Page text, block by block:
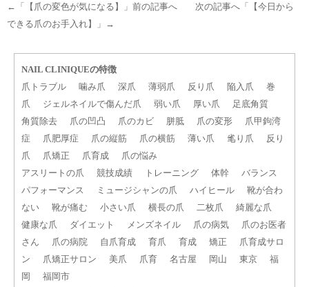
←「 【爪の変色が気になる】 」前の記事へ 次の記事へ「 【今日から
できる爪のお手入れ】
」→
NAIL CLINIQUEの特徴
爪トラブル
噛み爪 深爪 薄弱爪 反り爪 陥入爪
巻
爪
ジェルネイルで傷んだ爪 弱い爪 厚い爪
足底角質
角質除去
爪の凹凸 爪のカビ 胼胝 爪の変形
爪甲鉤湾
症
爪肥厚症 爪の縦筋 爪の横筋 薄い爪 毟り爪
反り
爪
爪矯正 爪育成
爪の悩み
アスリートの爪
競技成績 トレーニング 体幹
バランス
パフォーマンス
ミュージシャンの爪 ハイヒール
靴が合わ
ない
靴が痛む 小さい爪 横長の爪 二枚爪
綺麗な爪
健康な爪
ダイエット メンズネイル 爪の病気
爪のお医者
さん
爪の病院 自爪育成 育爪 育成 矯正
爪育成サロ
ン
爪矯正サロン 美爪 爪育 名古屋 岡山 東京
福
岡
福岡市